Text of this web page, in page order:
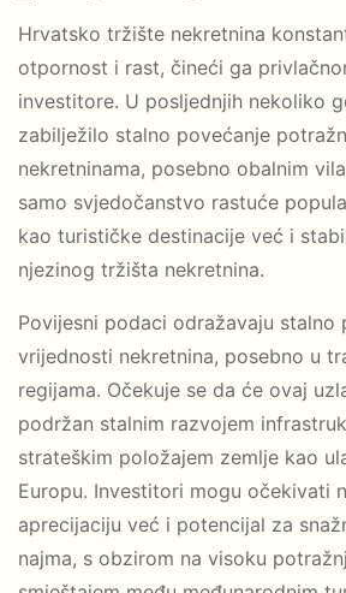
Hrvatsko tržište nekretnina
otpornost i rast, čineći ga
investitore. U posljednjih nekoliko
zabilježilo stalno povećanje
nekretninama, posebno obalnim
samo svjedočanstvo rastuće
kao turističke destinacije već i
njezinog tržišta nekretnina.
Povijesni podaci odražavaju stalno
vrijednosti nekretnina, posebno u
regijama. Očekuje se da će ovaj
podržan stalnim razvojem
strateškim položajem zemlje kao
Europu. Investitori mogu očekivati
aprecijaciju već i potencijal za
najma, s obzirom na visoku